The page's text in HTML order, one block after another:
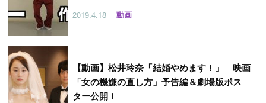
2019.4.18 動画
【動画】松井玲奈「結婚やめます！」 映画
「女の機嫌の直し方」予告編＆劇場版ポス
ター公開！